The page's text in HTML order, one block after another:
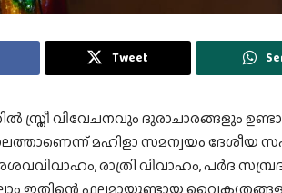
Tweet
സ്ത്രീ വിവേചനവും ദുരാചാരങ്ങളും
മഹിളാ സമന്വയം ദേശീയ
രാത്രി വിവാഹം, പര്‍ദ